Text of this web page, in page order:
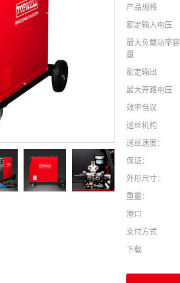
产品规格
额定输入电压
最大负载功率容
量
额定输出
最大开路电压
效率刍议
送丝机构
送丝速度：
保证：
外形尺寸：
重量：
港口
支付方式
下载